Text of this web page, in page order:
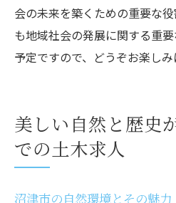
会の未来を築くための重要な
も地域社会の発展に関する重
予定ですので、どうぞお楽しみ
美しい自然と歴史
での土木求人
沼津市の自然環境とその魅力